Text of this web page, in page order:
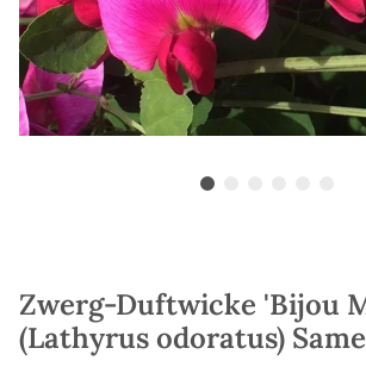
Zwerg-Duftwicke 'Bijou
(Lathyrus odoratus)